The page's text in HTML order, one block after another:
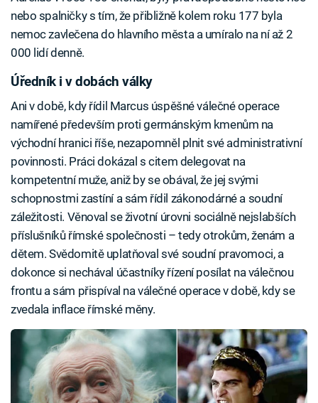
nebo spalničky s tím, že přibližně kolem roku 177 byla
nemoc zavlečena do hlavního města a umíralo na ní až 2
000 lidí denně.
Úředník i v dobách války
Ani v době, kdy řídil Marcus úspěšné válečné operace
namířené především proti germánským kmenům na
východní hranici říše, nezapomněl plnit své administrativní
povinnosti. Práci dokázal s citem delegovat na
kompetentní muže, aniž by se obával, že jej svými
schopnostmi zastíní a sám řídil zákonodárné a soudní
záležitosti. Věnoval se životní úrovni sociálně nejslabších
příslušníků římské společnosti – tedy otrokům, ženám a
dětem. Svědomitě uplatňoval své soudní pravomoci, a
dokonce si nechával účastníky řízení posílat na válečnou
frontu a sám přispíval na válečné operace v době, kdy se
zvedala inflace římské měny.